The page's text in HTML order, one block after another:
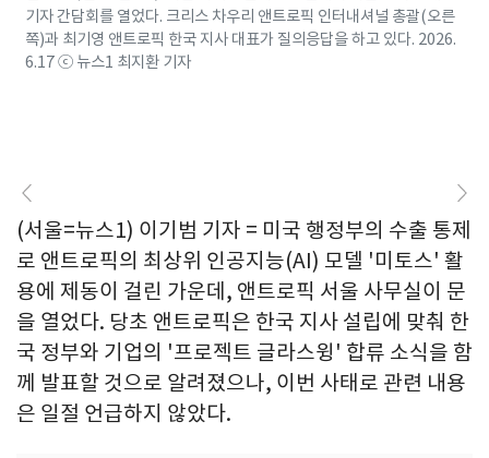
기자 간담회를 열었다. 크리스 차우리 앤트로픽 인터내셔널 총괄(오른
쪽)과 최기영 앤트로픽 한국 지사 대표가 질의응답을 하고 있다. 2026.
6.17 ⓒ 뉴스1 최지환 기자
(서울=뉴스1) 이기범 기자 = 미국 행정부의 수출 통제
로 앤트로픽의 최상위 인공지능(AI) 모델 '미토스' 활
용에 제동이 걸린 가운데, 앤트로픽 서울 사무실이 문
을 열었다. 당초 앤트로픽은 한국 지사 설립에 맞춰 한
국 정부와 기업의 '프로젝트 글라스윙' 합류 소식을 함
께 발표할 것으로 알려졌으나, 이번 사태로 관련 내용
은 일절 언급하지 않았다.